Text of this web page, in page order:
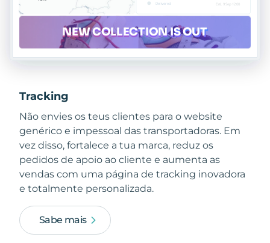
Tracking
Não envies os teus clientes para o website
genérico e impessoal das transportadoras. Em
vez disso, fortalece a tua marca, reduz os
pedidos de apoio ao cliente e aumenta as
vendas com uma página de tracking inovadora
e totalmente personalizada.
Sabe mais